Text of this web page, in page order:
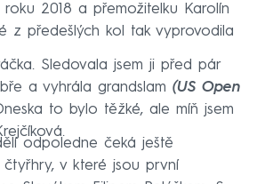
roku 2018 a přemožitelku Karolín
z předešlých kol tak vyprovodila
Sledovala jsem ji před pár
a vyhrála grandslam (US Open
to bylo těžké, ale míň jsem
odpoledne čeká ještě
v které jsou první